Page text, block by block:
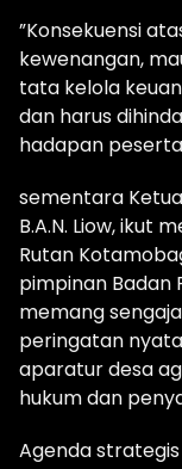
​”Konsekuensi
kewenangan,
tata kelola
dan harus
hadapan
​sementara Ketua
B.A.N. Liow, ikut
Rutan
pimpinan Badan
memang
peringatan
aparatur desa
hukum dan
​Agenda